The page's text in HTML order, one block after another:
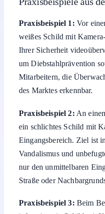
weißes Schild mit
Ihrer Sicherheit
um Diebstahlprävention
Mitarbeitern, die
des Marktes erkennbar.
ein schlichtes Schild mit
Eingangsbereich. Ziel ist
Vandalismus und
nur den unmittelbaren
Straße oder
informiert ein Schild mit